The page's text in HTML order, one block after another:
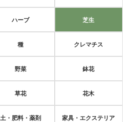
ハーブ 芝生
種 クレマチス
野菜 鉢花
草花 花木
土・肥料・薬剤 家具・エクステリア